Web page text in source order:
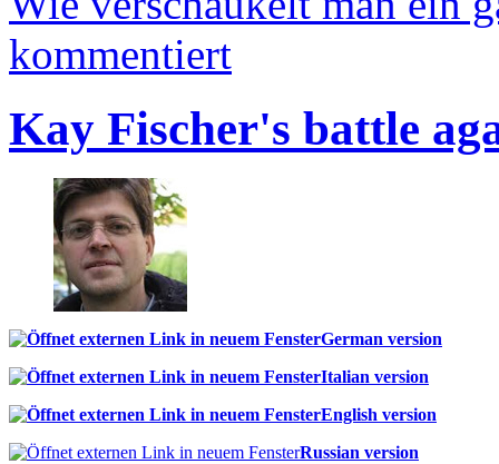
kommentiert
Kay Fischer's battle
German version
Italian version
English version
Russian version